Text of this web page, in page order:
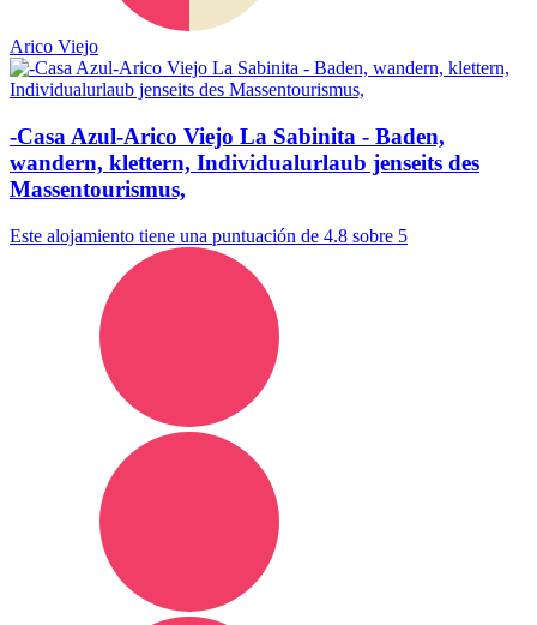
Arico Viejo
-Casa Azul-Arico Viejo La Sabinita - Baden,
wandern, klettern, Individualurlaub jenseits des
Massentourismus,
Este alojamiento tiene una puntuación de 4.8 sobre 5